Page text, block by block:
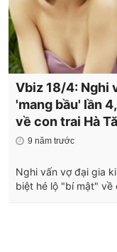
Vbiz 18/4: Nghi
'mang bầu' lần
về con trai Hà
9 năm trước
Nghi vấn vợ đại gia
biệt hé lộ "bí mật" về